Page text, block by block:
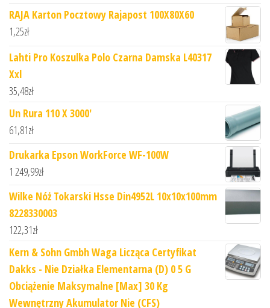
RAJA Karton Pocztowy Rajapost 100X80X60
1,25zł
Lahti Pro Koszulka Polo Czarna Damska L40317
Xxl
35,48zł
Un Rura 110 X 3000'
61,81zł
Drukarka Epson WorkForce WF-100W
1 249,99zł
Wilke Nóż Tokarski Hsse Din4952L 10x10x100mm
8228330003
122,31zł
Kern & Sohn Gmbh Waga Licząca Certyfikat
Dakks - Nie Działka Elementarna (D) 0 5 G
Obciążenie Maksymalne [Max] 30 Kg
Wewnętrzny Akumulator Nie (CFS)